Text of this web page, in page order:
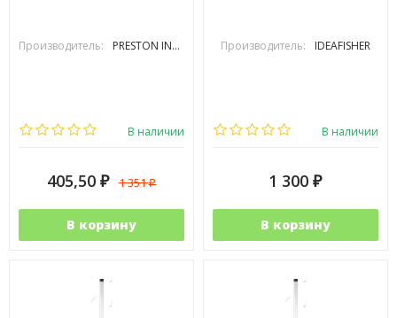
Производитель: PRESTON INOVATIONS
В наличии
405,50 ₽ 1 351₽
В корзину
Производитель: IDEAFISHER
В наличии
1 300 ₽
В корзину